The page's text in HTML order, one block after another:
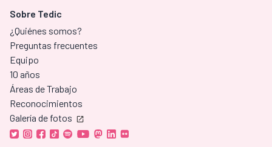
Sobre Tedic
¿Quiénes somos?
Preguntas frecuentes
Equipo
10 años
Áreas de Trabajo
Reconocimientos
Galería de fotos